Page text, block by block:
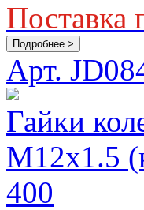
Поставка
Подробнее >
Арт.
Гайки
М12x1.5
400